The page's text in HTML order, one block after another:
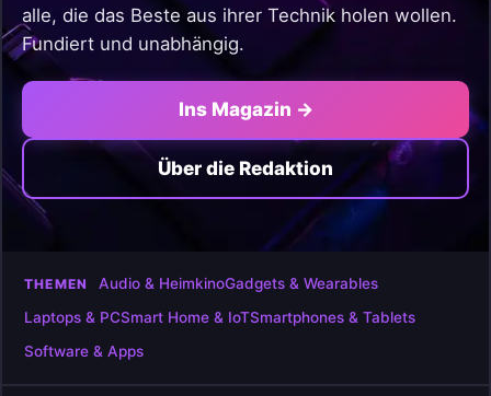
alle, die das Beste aus ihrer Technik holen wollen.
Fundiert und unabhängig.
Ins Magazin →
Über die Redaktion
THEMEN Audio & HeimkinoGadgets & Wearables
Laptops & PCSmart Home & IoTSmartphones & Tablets
Software & Apps